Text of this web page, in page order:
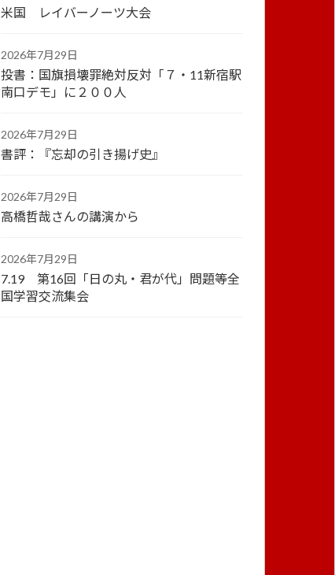
米国 レイバーノーツ大会
2026年7月29日
投書：国旗損壊罪絶対反対「７・11新宿駅
南口デモ」に２００人
2026年7月29日
書評：『忘却の引き揚げ史』
2026年7月29日
高橋哲哉さんの講演から
2026年7月29日
7.19 第16回「日の丸・君が代」問題等全
国学習交流集会